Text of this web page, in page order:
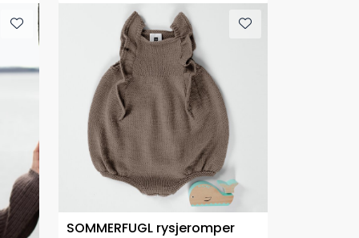
SOMMERFUGL rysjeromper